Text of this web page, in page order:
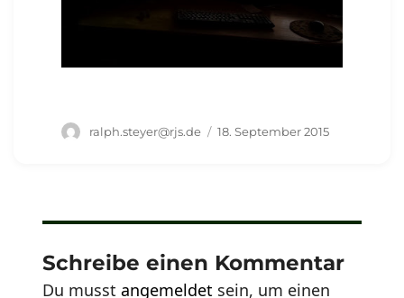
Autor
ralph.steyer@rjs.de
Veröffentlicht
18. September 2015
Schreibe einen Kommentar
Du musstangemeldet sein, um einen